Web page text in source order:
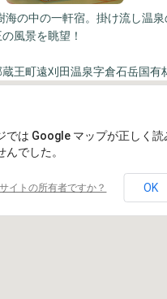
海の中の一軒宿。掛け流し温泉
風景を眺望！
王町遠刈田温泉字倉石岳国有
では Google マップが正しく読
んでした。
イトの所有者ですか？ OK